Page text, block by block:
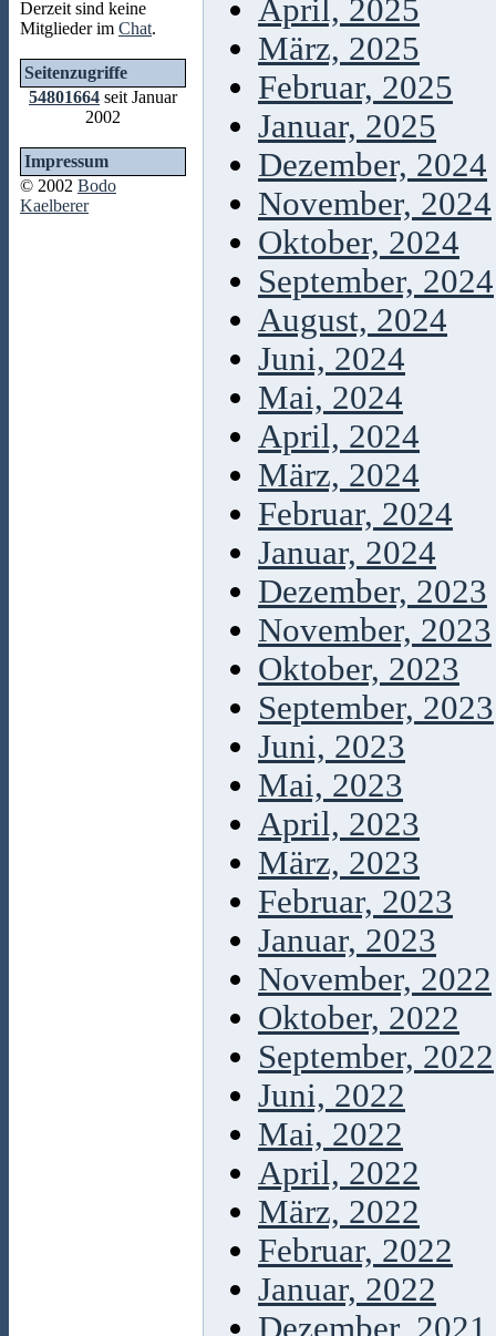
Derzeit sind keine
Mitglieder im Chat.
Seitenzugriffe
54801664 seit Januar
2002
Impressum
© 2002 Bodo
Kaelberer
April, 2025
März, 2025
Februar, 2025
Januar, 2025
Dezember, 2024
November, 2024
Oktober, 2024
September, 2024
August, 2024
Juni, 2024
Mai, 2024
April, 2024
März, 2024
Februar, 2024
Januar, 2024
Dezember, 2023
November, 2023
Oktober, 2023
September, 2023
Juni, 2023
Mai, 2023
April, 2023
März, 2023
Februar, 2023
Januar, 2023
November, 2022
Oktober, 2022
September, 2022
Juni, 2022
Mai, 2022
April, 2022
März, 2022
Februar, 2022
Januar, 2022
Dezember, 2021